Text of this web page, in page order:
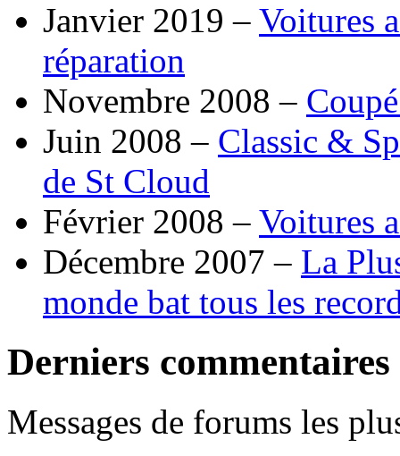
Janvier 2019 – Voitures
réparation
Novembre 2008 –
Juin 2008 – Classic &
de St Cloud
Février 2008 – Voitures
Décembre 2007 – La
monde bat tous les
Derniers commentaires
Messages de forums les